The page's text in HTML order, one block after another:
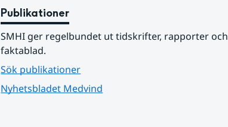
Publikationer
SMHI ger regelbundet ut tidskrifter, rapporter och
faktablad.
Sök publikationer
Nyhetsbladet Medvind